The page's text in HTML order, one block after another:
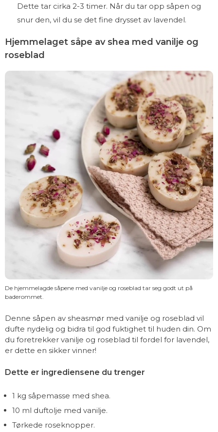
Dette tar cirka 2-3 timer. Når du tar opp såpen og
snur den, vil du se det fine drysset av lavendel.
Hjemmelaget såpe av shea med vanilje og
roseblad
De hjemmelagde såpene med vanilje og roseblad tar seg godt ut på
baderommet.
Denne såpen av sheasmør med vanilje og roseblad vil
dufte nydelig og bidra til god fuktighet til huden din. Om
du foretrekker vanilje og roseblad til fordel for lavendel,
er dette en sikker vinner!
Dette er ingrediensene du trenger
1 kg såpemasse med shea.
10 ml duftolje med vanilje.
Tørkede roseknopper.